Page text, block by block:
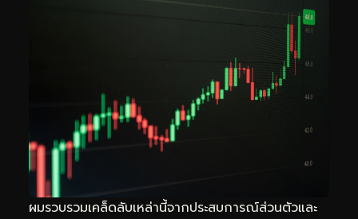
ผมรวบรวมเคล็ดลับเหล่านี้จากประสบการณ์ส่วนตัวและ